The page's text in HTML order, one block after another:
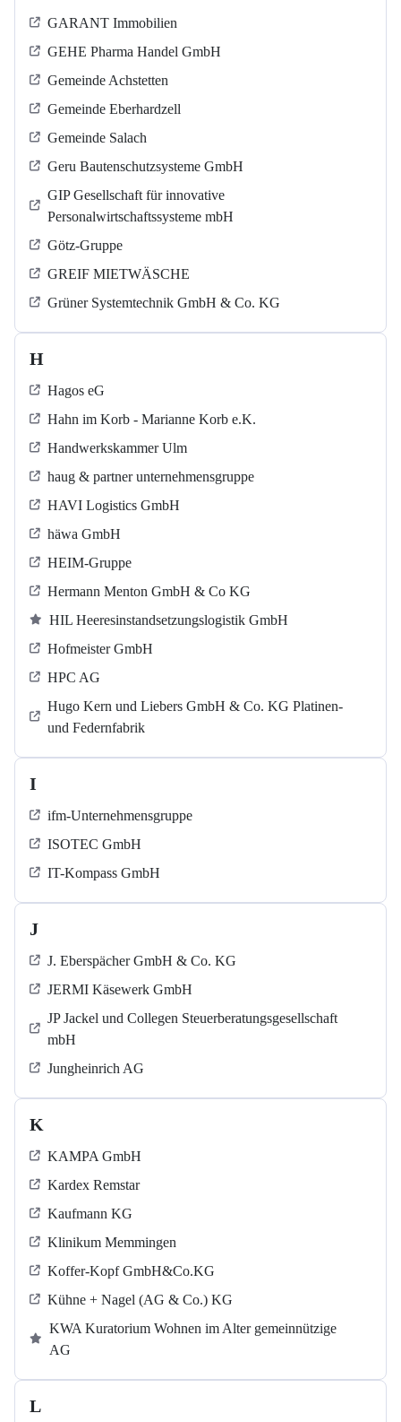
GARANT Immobilien
GEHE Pharma Handel GmbH
Gemeinde Achstetten
Gemeinde Eberhardzell
Gemeinde Salach
Geru Bautenschutzsysteme GmbH
GIP Gesellschaft für innovative
Personalwirtschaftssysteme mbH
Götz-Gruppe
GREIF MIETWÄSCHE
Grüner Systemtechnik GmbH & Co. KG
H
Hagos eG
Hahn im Korb - Marianne Korb e.K.
Handwerkskammer Ulm
haug & partner unternehmensgruppe
HAVI Logistics GmbH
häwa GmbH
HEIM-Gruppe
Hermann Menton GmbH & Co KG
HIL Heeresinstandsetzungslogistik GmbH
Hofmeister GmbH
HPC AG
Hugo Kern und Liebers GmbH & Co. KG Platinen-
und Federnfabrik
I
ifm-Unternehmensgruppe
ISOTEC GmbH
IT-Kompass GmbH
J
J. Eberspächer GmbH & Co. KG
JERMI Käsewerk GmbH
JP Jackel und Collegen Steuerberatungsgesellschaft
mbH
Jungheinrich AG
K
KAMPA GmbH
Kardex Remstar
Kaufmann KG
Klinikum Memmingen
Koffer-Kopf GmbH&Co.KG
Kühne + Nagel (AG & Co.) KG
KWA Kuratorium Wohnen im Alter gemeinnützige
AG
L